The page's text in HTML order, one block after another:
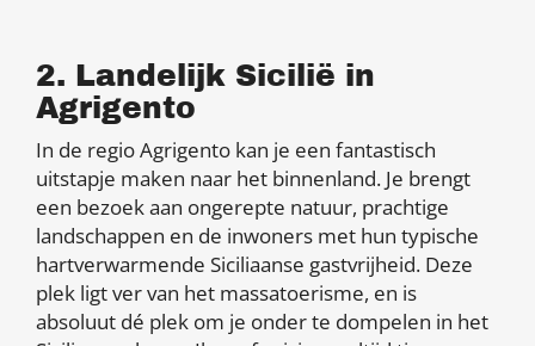
2. Landelijk Sicilië in
Agrigento
In de regio Agrigento kan je een fantastisch
uitstapje maken naar het binnenland. Je brengt
een bezoek aan ongerepte natuur, prachtige
landschappen en de inwoners met hun typische
hartverwarmende Siciliaanse gastvrijheid. Deze
plek ligt ver van het massatoerisme, en is
absoluut dé plek om je onder te dompelen in het